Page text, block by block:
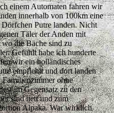
einem Automaten fahren wir
innerhalb von 100km eine
Putre landen. Nicht
Täler der Anden mit
die Bäche sind zu
Gefühlt habe ich hunderte
wir ein holländisches
empfiehlt und dort landen
ohne
im Gegensatz zu den
sind nett und zum
Alpaka. War wirklich